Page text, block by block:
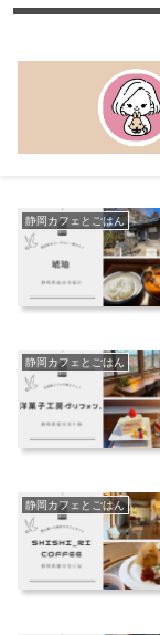
静岡カフェとごはん
静岡カフェとごはん
静岡カフェとごはん